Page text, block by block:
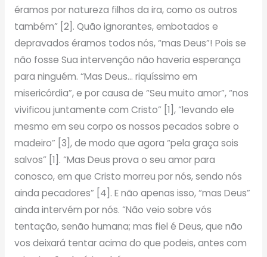
éramos por natureza filhos da ira, como os outros
também” [2]. Quão ignorantes, embotados e
depravados éramos todos nós, “mas Deus”! Pois se
não fosse Sua intervenção não haveria esperança
para ninguém. “Mas Deus… riquíssimo em
misericórdia”, e por causa de “Seu muito amor”, “nos
vivificou juntamente com Cristo” [1], “levando ele
mesmo em seu corpo os nossos pecados sobre o
madeiro” [3], de modo que agora “pela graça sois
salvos” [1]. “Mas Deus prova o seu amor para
conosco, em que Cristo morreu por nós, sendo nós
ainda pecadores” [4]. E não apenas isso, “mas Deus”
ainda intervém por nós. “Não veio sobre vós
tentação, senão humana; mas fiel é Deus, que não
vos deixará tentar acima do que podeis, antes com